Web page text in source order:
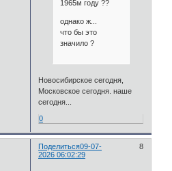
1965м году ??
однако ж...
что бы это
значило ?
Новосибирское сегодня,
Московское сегодня. наше
сегодня...
0
Поделиться 8
09-07-
2026 06:02:29